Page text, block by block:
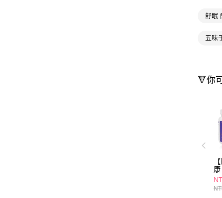
舒眠
五味
🔻你